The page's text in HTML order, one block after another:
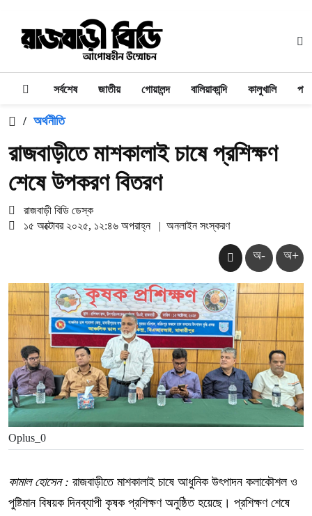
সর্বশেষ জাতীয় গোয়ালন্দ বালিয়াকান্দি কালুখালি
/ অর্থনীতি
রাজবাড়ীতে মাশকালাই চাষে প্রশিক্ষণ
শেষে উপকরণ বিতরণ
রাজবাড়ী বিডি ডেস্ক
১৫ অক্টোবর ২০২৫, ১২:৪৬ অপরাহ্ন
| অনলাইন সংস্করণ
অ- অ+
Oplus_0
কামাল হোসেন : রাজবাড়ীতে মাশকালাই চাষে আধুনিক উৎপাদন কলাকৌশল ও
পুষ্টিমান বিষয়ক দিনব্যাপী কৃষক প্রশিক্ষণ অনুষ্ঠিত হয়েছে। প্রশিক্ষণ শেষে